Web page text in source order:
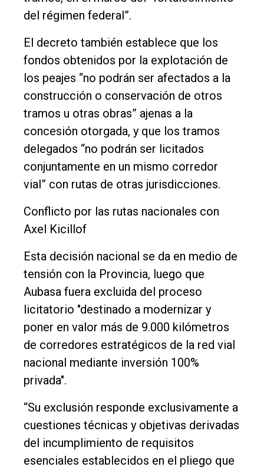
del régimen federal”.
El decreto también establece que los
fondos obtenidos por la explotación de
los peajes “no podrán ser afectados a la
construcción o conservación de otros
tramos u otras obras” ajenas a la
concesión otorgada, y que los tramos
delegados “no podrán ser licitados
conjuntamente en un mismo corredor
vial” con rutas de otras jurisdicciones.
Conflicto por las rutas nacionales con
Axel Kicillof
Esta decisión nacional se da en medio de
tensión con la Provincia, luego que
Aubasa fuera excluida del proceso
licitatorio "destinado a modernizar y
poner en valor más de 9.000 kilómetros
de corredores estratégicos de la red vial
nacional mediante inversión 100%
privada".
“Su exclusión responde exclusivamente a
cuestiones técnicas y objetivas derivadas
del incumplimiento de requisitos
esenciales establecidos en el pliego que